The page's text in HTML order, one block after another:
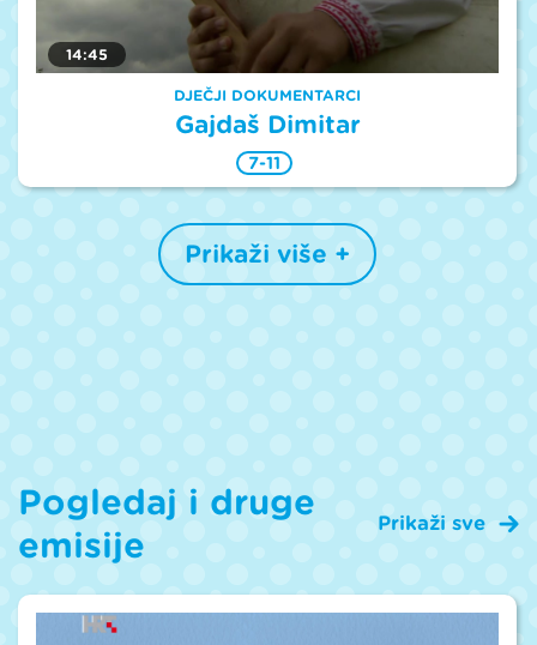
14:45
DJEČJI DOKUMENTARCI
Gajdaš Dimitar
7-11
Prikaži više +
Pogledaj i druge
emisije
Prikaži sve